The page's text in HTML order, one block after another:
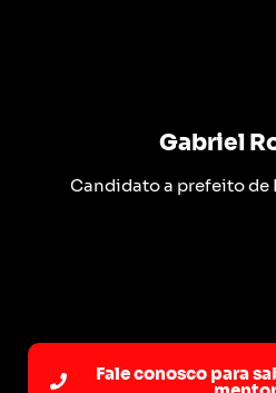
Gabriel
Candidato a prefeito de
Fale conosco para